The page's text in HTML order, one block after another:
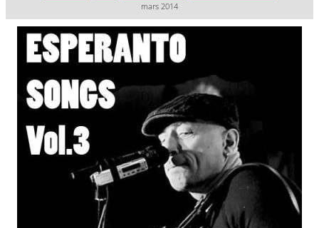
mars 2014